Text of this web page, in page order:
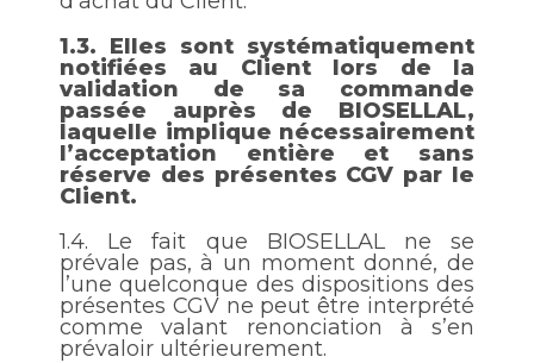
1.3. Elles sont systématiquement
notifiées au Client lors de la
validation de sa commande
passée auprès de BIOSELLAL,
laquelle implique nécessairement
l’acceptation entière et sans
réserve des présentes CGV par le
Client.
1.4.
Le fait que BIOSELLAL ne se
prévale pas, à un moment donné, de
l’une quelconque des dispositions des
présentes CGV ne peut être interprété
comme valant renonciation à s’en
prévaloir ultérieurement.